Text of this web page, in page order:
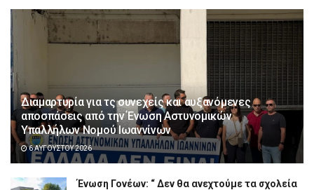
Διαμαρτυρία για τς συνεχείς και αυξανόμενες
αποσπάσεις από την Ένωση Αστυνομικών
Υπαλλήλων Νομού Ιωαννίνων
6 ΑΥΓΟΎΣΤΟΥ 2026
Ένωση Γονέων: “ Δεν θα ανεχτούμε τα σχολεία